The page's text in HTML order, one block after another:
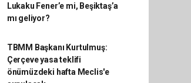
Lukaku Fener’e mi, Beşiktaş’a
mı geliyor?
TBMM Başkanı Kurtulmuş:
Çerçeve yasa teklifi
önümüzdeki hafta Meclis'e